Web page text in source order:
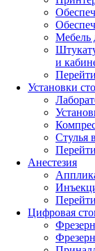
Мебель
и
Установки
Стулья
Анестезия
Цифровая